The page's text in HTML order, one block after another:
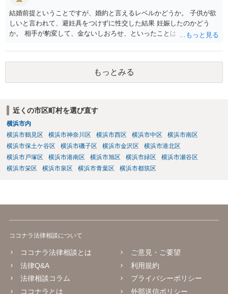
結婚前提ということですが、婚約と言えるレベルかどうか。 子供が欲
しいと言われて、避妊具をつけずに性交した結果 妊娠したのかどう
か。 相手が豹変して、金ないしおろせ、といったことは、不法 行為に
よるも のかどうか、説明付きの診断書が欲しいですね。 慰謝料請求
は、可能でしょう。
もっとみる
近くの市区町村を選び直す
横浜市内
横浜市鶴見区
横浜市神奈川区 横浜市西区 横浜市中区
横浜市南区
横浜市保土ケ谷区
横浜市磯子区 横浜市金沢区
横浜市港北区
横浜市戸塚区
横浜市港南区 横浜市旭区 横浜市緑区
横浜市瀬谷区
横浜市栄区
横浜市泉区 横浜市青葉区 横浜市都筑区
ココナラ法律相談について
ココナラ法律相談とは
法律Q&A
法律相談コラム
ココナラとは
ご意見・ご要望
利用規約
プライバシーポリシー
外部送信ポリシー